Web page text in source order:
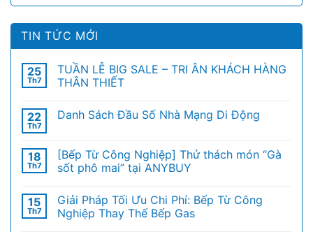
TIN TỨC MỚI
25
Th7
TUẦN LỄ BIG SALE – TRI ÂN KHÁCH HÀNG
THÂN THIẾT
22
Th7
Danh Sách Đầu Số Nhà Mạng Di Động
18
Th7
[Bếp Từ Công Nghiệp] Thử thách món “Gà
sốt phô mai” tại ANYBUY
15
Th7
Giải Pháp Tối Ưu Chi Phí: Bếp Từ Công
Nghiệp Thay Thế Bếp Gas